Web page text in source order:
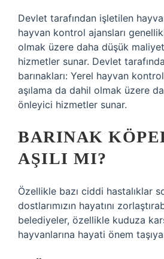
Devlet tarafından işletilen
hayvan kontrol ajansları
olmak üzere daha düşük
hizmetler sunar. Devlet
barınakları: Yerel hayvan
aşılama da dahil olmak üzere
önleyici hizmetler sunar.
BARINAK
AŞILI MI?
Özellikle bazı ciddi hastalıklar
dostlarımızın hayatını
belediyeler, özellikle kuduza
hayvanlarına hayati önem